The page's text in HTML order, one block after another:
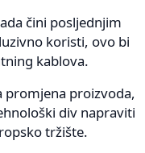
čini posljednjim
koristi, ovo bi
kablova.
promjena proizvoda,
div napraviti
tržište.